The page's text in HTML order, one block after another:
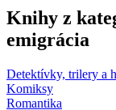
Knihy z
emigrácia
Detektívky, trilery a
Komiksy
Romantika